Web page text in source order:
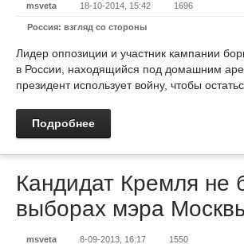
msveta 18-10-2014, 15:42 1696
Россия: взгляд со стороны
Лидер оппозиции и участник кампании
в России, находящийся под домашним
президент использует войну, чтобы
Подробнее
Кандидат Кремля не
выборах мэра
msveta 8-09-2013, 16:17 1550